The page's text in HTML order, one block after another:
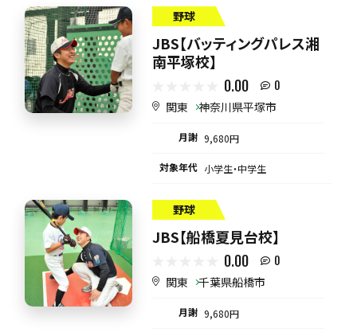
野球
JBS【バッティングパレス湘
南平塚校】
0.00 0
関東 神奈川県平塚市
月謝 9,680円
対象年代 小学生・中学生
野球
JBS【船橋夏見台校】
0.00 0
関東 千葉県船橋市
月謝 9,680円